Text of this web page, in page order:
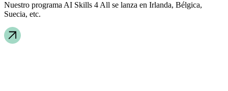
Nuestro programa AI Skills 4 All se lanza en Irlanda, Bélgica,
Suecia, etc.